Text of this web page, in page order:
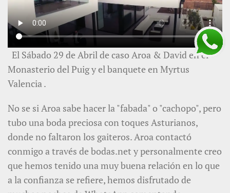
El Sábado 29 de Abril de caso Aroa & David en el
Monasterio del Puig y el banquete en Myrtus
Valencia .
No se si Aroa sabe hacer la "fabada" o "cachopo", pero
tubo una boda preciosa con toques Asturianos,
donde no faltaron los gaiteros. Aroa contactó
conmigo a través de bodas.net y personalmente creo
que hemos tenido una muy buena relación en lo que
a la confianza se refiere, hemos disfrutado de